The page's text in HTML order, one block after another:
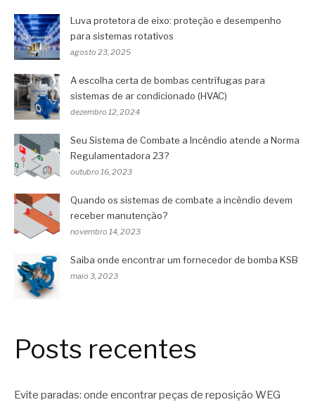
Luva protetora de eixo: proteção e desempenho
para sistemas rotativos
agosto 23, 2025
A escolha certa de bombas centrífugas para
sistemas de ar condicionado (HVAC)
dezembro 12, 2024
Seu Sistema de Combate a Incêndio atende a Norma
Regulamentadora 23?
outubro 16, 2023
Quando os sistemas de combate a incêndio devem
receber manutenção?
novembro 14, 2023
Saiba onde encontrar um fornecedor de bomba KSB
maio 3, 2023
Posts recentes
Evite paradas: onde encontrar peças de reposição WEG